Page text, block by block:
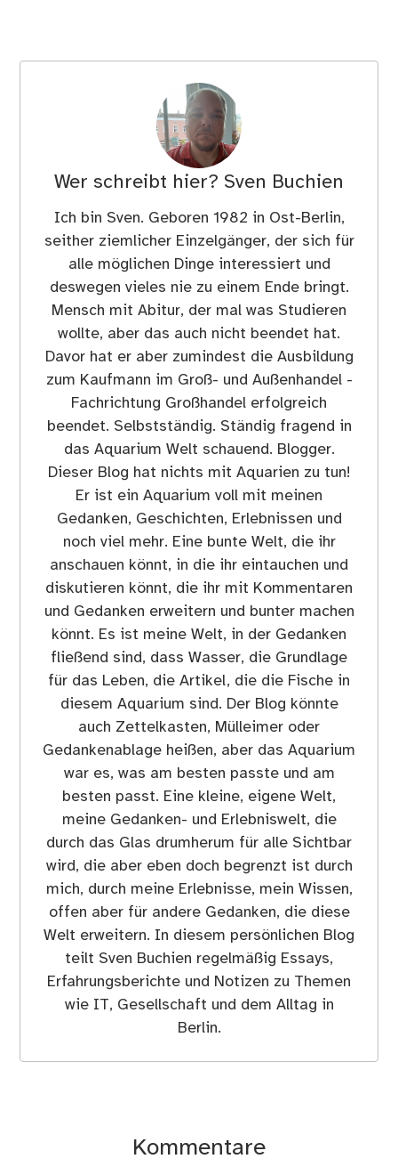
Wer schreibt hier? Sven Buchien
Ich bin Sven. Geboren 1982 in Ost-Berlin,
seither ziemlicher Einzelgänger, der sich für
alle möglichen Dinge interessiert und
deswegen vieles nie zu einem Ende bringt.
Mensch mit Abitur, der mal was Studieren
wollte, aber das auch nicht beendet hat.
Davor hat er aber zumindest die Ausbildung
zum Kaufmann im Groß- und Außenhandel -
Fachrichtung Großhandel erfolgreich
beendet. Selbstständig. Ständig fragend in
das Aquarium Welt schauend. Blogger.
Dieser Blog hat nichts mit Aquarien zu tun!
Er ist ein Aquarium voll mit meinen
Gedanken, Geschichten, Erlebnissen und
noch viel mehr. Eine bunte Welt, die ihr
anschauen könnt, in die ihr eintauchen und
diskutieren könnt, die ihr mit Kommentaren
und Gedanken erweitern und bunter machen
könnt. Es ist meine Welt, in der Gedanken
fließend sind, dass Wasser, die Grundlage
für das Leben, die Artikel, die die Fische in
diesem Aquarium sind. Der Blog könnte
auch Zettelkasten, Mülleimer oder
Gedankenablage heißen, aber das Aquarium
war es, was am besten passte und am
besten passt. Eine kleine, eigene Welt,
meine Gedanken- und Erlebniswelt, die
durch das Glas drumherum für alle Sichtbar
wird, die aber eben doch begrenzt ist durch
mich, durch meine Erlebnisse, mein Wissen,
offen aber für andere Gedanken, die diese
Welt erweitern. In diesem persönlichen Blog
teilt Sven Buchien regelmäßig Essays,
Erfahrungsberichte und Notizen zu Themen
wie IT, Gesellschaft und dem Alltag in
Berlin.
Kommentare